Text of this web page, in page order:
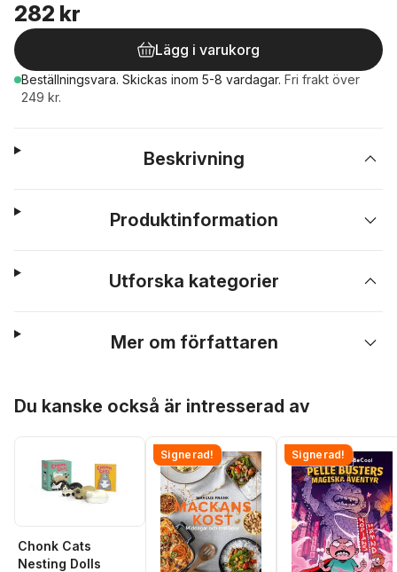
282 kr
Lägg i varukorg
Beställningsvara. Skickas inom 5-8 vardagar. Fri frakt över
249 kr.
Beskrivning
Produktinformation
Utforska kategorier
Mer om författaren
Du kanske också är intresserad av
Chonk Cats
Nesting Dolls
Signerad! Signerad!